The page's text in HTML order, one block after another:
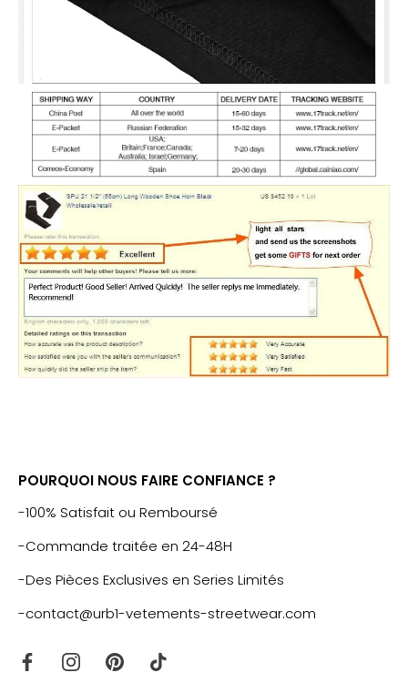
POURQUOI NOUS FAIRE CONFIANCE ?
-100% Satisfait ou Remboursé
-Commande traitée en 24-48H
-Des Pièces Exclusives en Series Limités
-contact@urb1-vetements-streetwear.com